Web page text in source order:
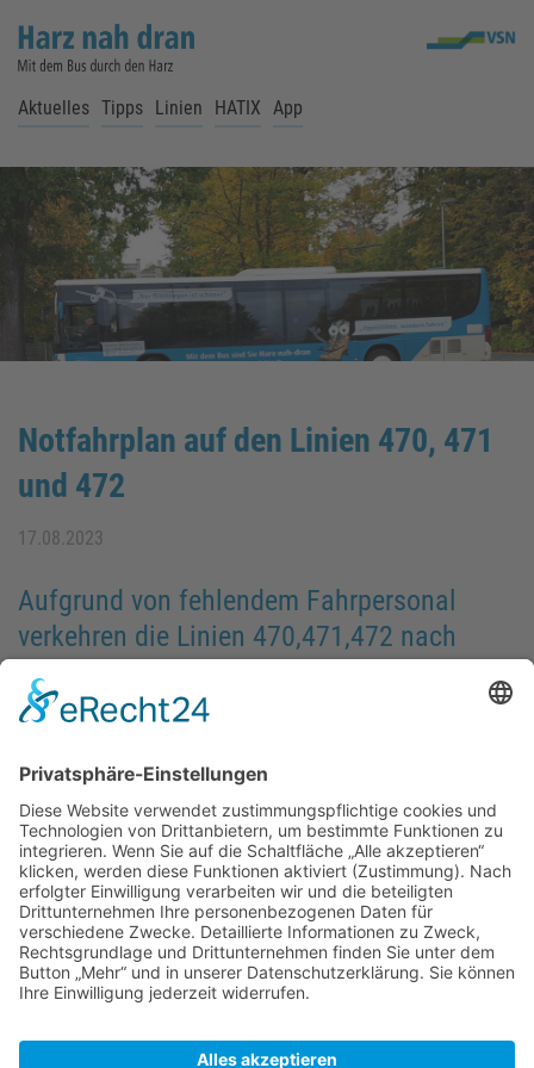
Aktuelles Tipps Linien HATIX App
Notfahrplan auf den Linien 470, 471
und 472
17.08.2023
Aufgrund von fehlendem Fahrpersonal
verkehren die Linien 470,471,472 nach
einem Notfahrplan
470 Bad Sachsa – Walkenried – Zorge – Hohegeiß – Braunlage
472 Bad Sachsa – Walkenried – Wieda – Braunlage
Weitere Informationen aufwww.vsninfo.deund in der FahrplanerApp.
Ausfallende_Fahrten_Linie_470_471_472_final.pdf
Linie_471_Bad Lauterberg - Bad Sachsa.pdf
Zurück